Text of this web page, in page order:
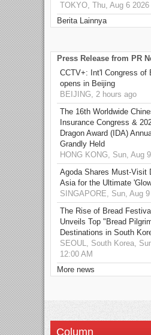
TOKYO, Thu, Aug 6 2026
Berita Lainnya
Press Release from PR
CCTV+: Int'l Congress of
opens in Beijing
BEIJING, 2 hours ago
The 16th Worldwide
Insurance Congress &
Dragon Award (IDA)
Grandly Held
HONG KONG, Sun, Aug
Agoda Shares Must-Visit
Asia for the Ultimate
SINGAPORE, Sun, Aug
The Rise of Bread
Unveils Top "Bread
Destinations in South
SEOUL, South Korea,
12:00 AM
More news
Column